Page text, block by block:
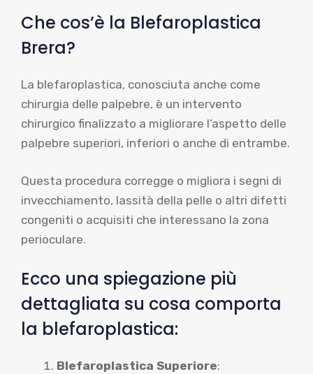
Che cos’è la Blefaroplastica
Brera?
La blefaroplastica, conosciuta anche come
chirurgia delle palpebre, è un intervento
chirurgico finalizzato a migliorare l’aspetto delle
palpebre superiori, inferiori o anche di entrambe.
Questa procedura corregge o migliora i segni di
invecchiamento, lassità della pelle o altri difetti
congeniti o acquisiti che interessano la zona
perioculare.
Ecco una spiegazione più
dettagliata su cosa comporta
la blefaroplastica:
Blefaroplastica Superiore: